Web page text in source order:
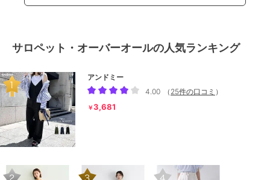
サロペット・オーバーオールの人気ランキング
アンドミー
4.00
（ 25件の口コミ ）
￥3,681